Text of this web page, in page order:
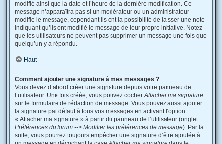
modifié ainsi que la date et l’heure de la dernière modification. Ce
message n’apparaîtra pas si un modérateur ou un administrateur
modifie le message, cependant ils ont la possibilité de laisser une note
indiquant qu’ils ont modifié le message de leur propre initiative. Notez
que les utilisateurs ne peuvent pas supprimer un message une fois que
quelqu’un y a répondu.
Haut
Comment ajouter une signature à mes messages ?
Vous devez d’abord créer une signature depuis votre panneau de
l’utilisateur. Une fois créée, vous pouvez cocherAttacher ma signature
sur le formulaire de rédaction de message. Vous pouvez aussi ajouter
la signature par défaut à tous vos messages en activant l’option
« Attacher ma signature » à partir du panneau de l’utilisateur (onglet
Préférences du forum --> Modifier les préférences de message). Par la
suite, vous pourrez toujours empêcher une signature d’être ajoutée à